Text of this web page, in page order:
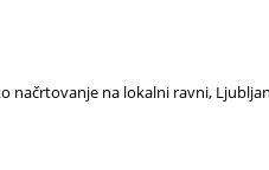
načrtovanje na lokalni ravni,